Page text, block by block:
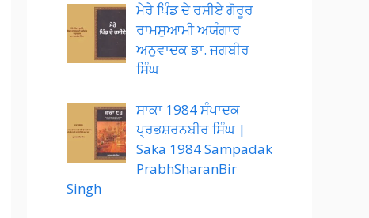
ਮੇਰੇ ਪਿੰਡ ਦੇ ਰਸੀਏ ਗੋਰੂਰ
ਰਾਮਸੁਆਮੀ ਅਯੰਗਾਰ
ਅਨੁਵਾਦਕ ਡਾ. ਜਗਬੀਰ
ਸਿੰਘ
ਸਾਕਾ 1984 ਸੰਪਾਦਕ
ਪ੍ਰਭਸ਼ਰਨਬੀਰ ਸਿੰਘ |
Saka 1984 Sampadak
PrabhSharanBir
Singh